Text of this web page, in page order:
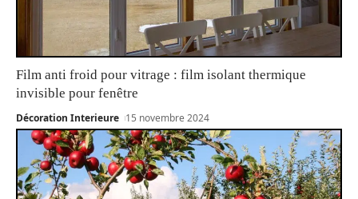
Film anti froid pour vitrage : film isolant thermique
invisible pour fenêtre
Décoration Interieure 15 novembre 2024